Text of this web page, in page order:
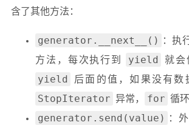
含了其他方法：
generator.__next__() ：执
方法，每次执行到
yield 就会
yield 后面的值，如果没有数
StopIterator 异常， for 循
generator.send(value)
：